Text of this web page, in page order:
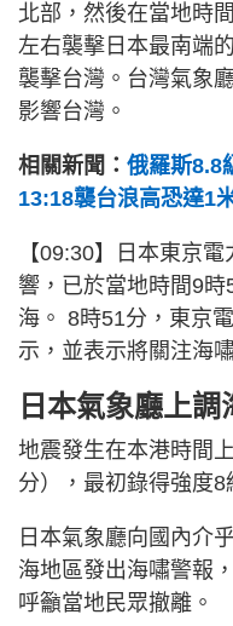
北部，然後在當地時
左右襲擊日本最南端
襲擊台灣。台灣氣象
影響台灣。
相關新聞： 俄羅斯8.8
13:18襲台浪高恐達1
【09:30】日本東京
響，已於當地時間9
海。 8時51分，東京
示，並表示將關注海
日本氣象廳上調
地震發生在本港時間
分），最初錄得強度8
日本氣象廳向國內介
海地區發出海嘯警報
呼籲當地民眾撤離。